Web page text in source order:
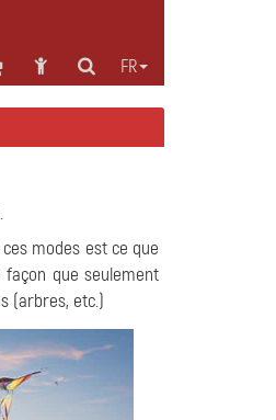
FR
.
modes est ce que
que seulement
(arbres, etc.)